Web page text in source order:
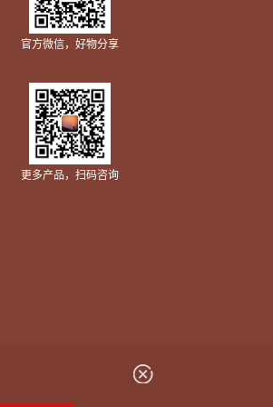
官方微信，好物分享
更多产品，扫码咨询